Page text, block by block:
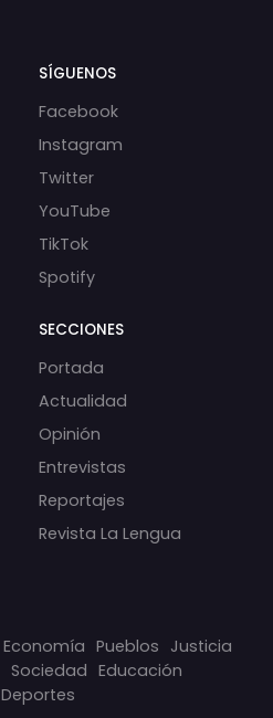
SÍGUENOS
Facebook
Instagram
Twitter
YouTube
TikTok
Spotify
SECCIONES
Portada
Actualidad
Opinión
Entrevistas
Reportajes
Revista La Lengua
Economía Pueblos Justicia
Sociedad Educación
Deportes